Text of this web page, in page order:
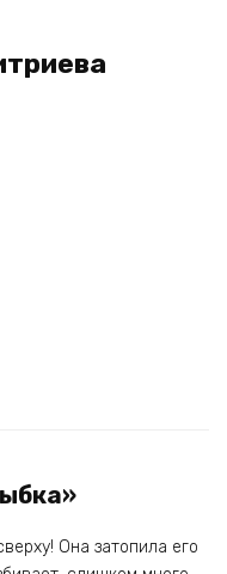
Она затопила его